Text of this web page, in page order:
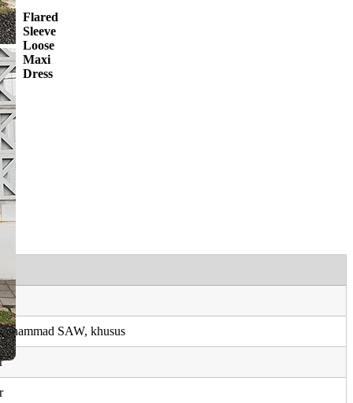
Flared
Sleeve
Loose
Maxi
Dress
SAW, khusus